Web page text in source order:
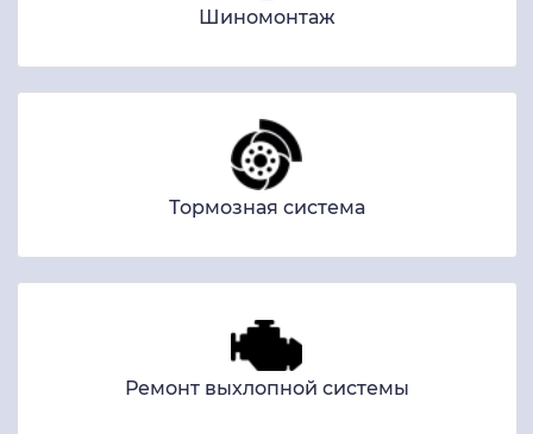
Шиномонтаж
Тормозная система
Ремонт выхлопной системы